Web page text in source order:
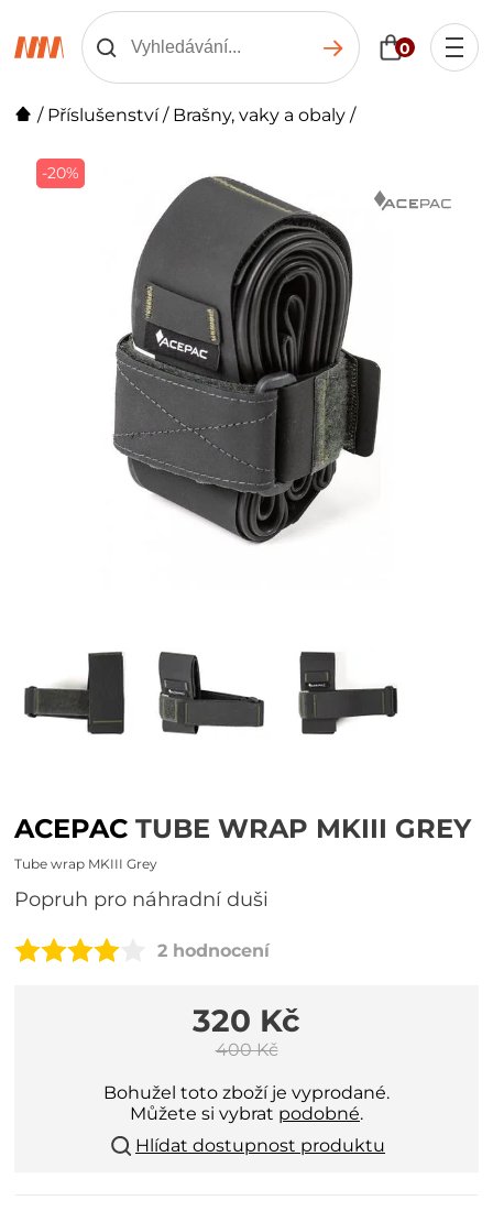
0
/ Příslušenství/ Brašny, vaky a obaly /
-20%
ACEPAC TUBE WRAP MKIII GREY
Tube wrap MKIII Grey
popruh pro náhradní duši
2 hodnocení
320 Kč
400 Kč
Bohužel toto zboží je vyprodané.
Můžete si vybrat podobné.
Hlídat dostupnost produktu